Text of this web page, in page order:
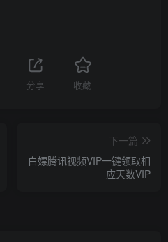
分享 收藏
下一篇
白嫖腾讯视频VIP一键领取相
应天数VIP